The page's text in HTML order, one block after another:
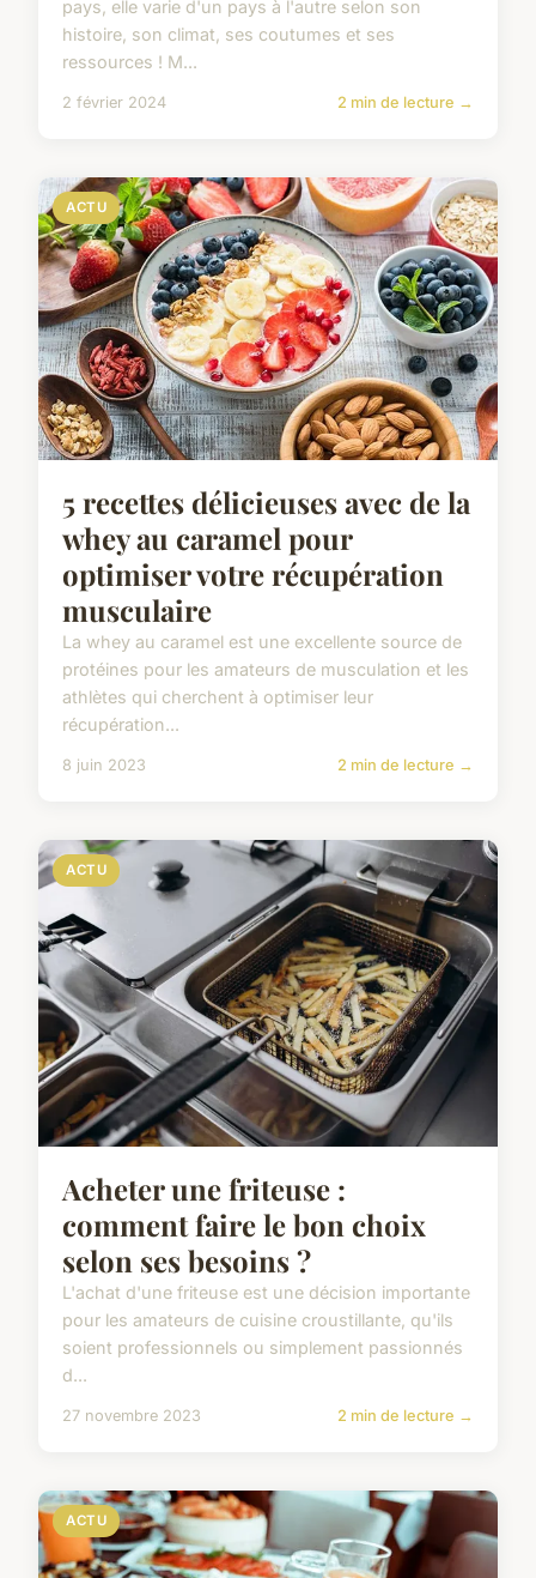
pays, elle varie d'un pays à l'autre selon son
histoire, son climat, ses coutumes et ses
ressources ! M...
2 février 2024 2 min de lecture →
ACTU
5 recettes délicieuses avec de la
whey au caramel pour
optimiser votre récupération
musculaire
La whey au caramel est une excellente source de
protéines pour les amateurs de musculation et les
athlètes qui cherchent à optimiser leur
récupération...
8 juin 2023 2 min de lecture →
ACTU
Acheter une friteuse :
comment faire le bon choix
selon ses besoins ?
L'achat d'une friteuse est une décision importante
pour les amateurs de cuisine croustillante, qu'ils
soient professionnels ou simplement passionnés
d...
27 novembre 2023 2 min de lecture →
ACTU